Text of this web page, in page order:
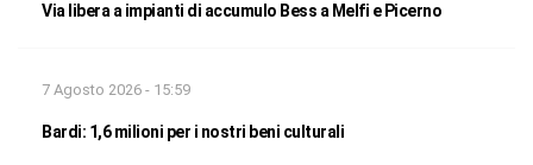
Via libera a impianti di accumulo Bess a Melfi e Picerno
7 Agosto 2026 - 15:59
Bardi: 1,6 milioni per i nostri beni culturali